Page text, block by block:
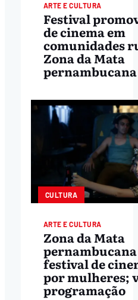
ARTE E CULTURA
Festival
de cinema em
comunidades
Zona da Mata
pernambucana
CULTURA
ARTE E CULTURA
Zona da Mata
festival de
por mulheres;
programação